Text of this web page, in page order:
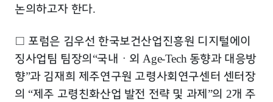
논의하고자 한다.
□ 포럼은 김우선 한국보건산업진흥원 디지털에이
징사업팀 팀장의“국내 ㆍ 외Age-Tech 동향과 대응방
향”과 김재희 제주연구원 고령사회연구센터 센터장
의 “제주 고령친화산업 발전 전략 및 과제”의 2개 주